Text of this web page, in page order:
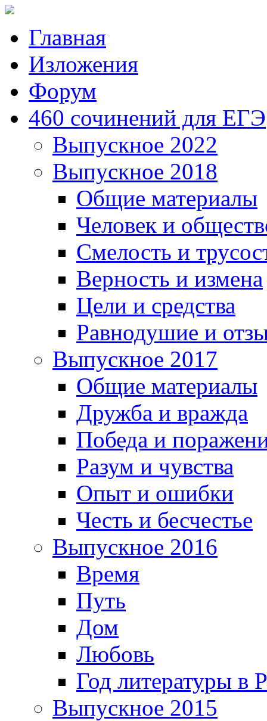
Главная
Изложения
Форум
460 сочинений для ЕГЭ
Выпускное 2022
Выпускное 2018
Общие материалы
Человек и
Смелость и
Верность и измена
Цели и средства
Равнодушие и
Выпускное 2017
Общие материалы
Дружба и вражда
Победа и
Разум и чувства
Опыт и ошибки
Честь и бесчестье
Выпускное 2016
Время
Путь
Дом
Любовь
Год литературы в
Выпускное 2015